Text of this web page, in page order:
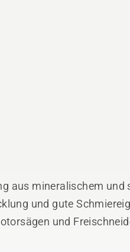
aus mineralischem und
und gute
und